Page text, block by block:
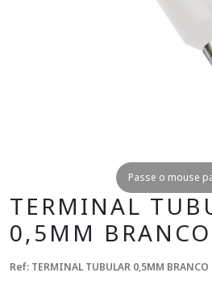
Passe o mouse
TERMINAL
0,5MM
Ref: TERMINAL TUBULAR 0,5MM BRANCO